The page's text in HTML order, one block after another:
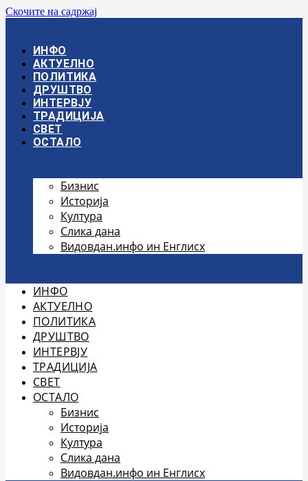
Скочите на садржај
ИНФО
АКТУЕЛНО
ПОЛИТИКА
ДРУШТВО
ИНТЕРВЈУ
ТРАДИЦИЈА
СВЕТ
ОСТАЛО
Бизнис
Историја
Култура
Слика дана
Видовдан.инфо ин Енглисх
ИНФО
АКТУЕЛНО
ПОЛИТИКА
ДРУШТВО
ИНТЕРВЈУ
ТРАДИЦИЈА
СВЕТ
ОСТАЛО
Бизнис
Историја
Култура
Слика дана
Видовдан.инфо ин Енглисх